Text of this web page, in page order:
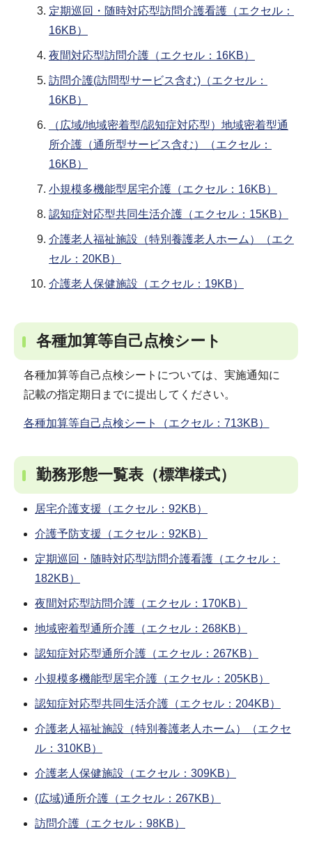
定期巡回・随時対応型訪問介護看護（エクセル：
16KB）
夜間対応型訪問介護（エクセル：16KB）
訪問介護(訪問型サービス含む)（エクセル：
16KB）
（広域/地域密着型/認知症対応型）地域密着型通
所介護（通所型サービス含む）（エクセル：
16KB）
小規模多機能型居宅介護（エクセル：16KB）
認知症対応型共同生活介護（エクセル：15KB）
介護老人福祉施設（特別養護老人ホーム）（エク
セル：20KB）
介護老人保健施設（エクセル：19KB）
各種加算等自己点検シート
各種加算等自己点検シートについては、実施通知に
記載の指定期日までに提出してください。
各種加算等自己点検シート（エクセル：713KB）
勤務形態一覧表（標準様式）
居宅介護支援（エクセル：92KB）
介護予防支援（エクセル：92KB）
定期巡回・随時対応型訪問介護看護（エクセル：
182KB）
夜間対応型訪問介護（エクセル：170KB）
地域密着型通所介護（エクセル：268KB）
認知症対応型通所介護（エクセル：267KB）
小規模多機能型居宅介護（エクセル：205KB）
認知症対応型共同生活介護（エクセル：204KB）
介護老人福祉施設（特別養護老人ホーム）（エクセ
ル：310KB）
介護老人保健施設（エクセル：309KB）
(広域)通所介護（エクセル：267KB）
訪問介護（エクセル：98KB）